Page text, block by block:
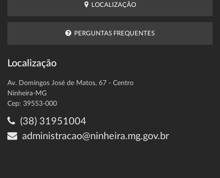
LOCALIZAÇÃO
PERGUNTAS FREQUENTES
Localização
Av. Domingos José de Matos, 67 - Centro
Ninheira-MG
Cep: 39553-000
(38) 31951004
administracao@ninheira.mg.gov.br